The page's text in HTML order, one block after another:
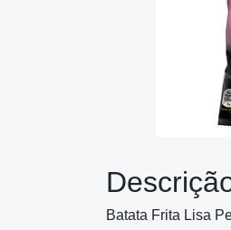
Batata Frita Lisa